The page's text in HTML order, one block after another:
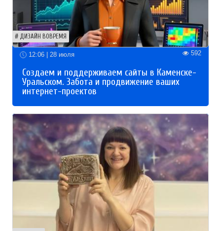
ДИЗАЙН ВОВРЕМЯ
12:06 | 28 июля 592
Создаем и поддерживаем сайты в Каменске-
Уральском. Забота и продвижение ваших
интернет-проектов